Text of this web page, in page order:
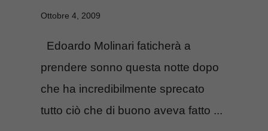
Ottobre 4, 2009
Edoardo Molinari faticherà a
prendere sonno questa notte dopo
che ha incredibilmente sprecato
tutto ciò che di buono aveva fatto ...